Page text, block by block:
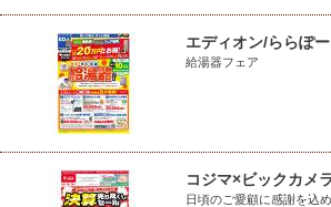
エディオン/ららぽ
給湯器フェア
コジマ×ビックカメ
日頃のご愛顧に感謝を込